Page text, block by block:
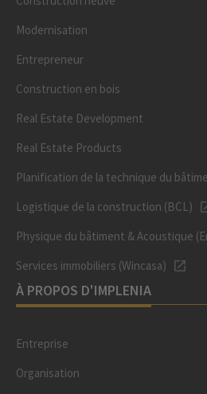
Modernisation
Entrepreneur
Construction en bois
Real Estate Development
Real Estate Products
Planification de la technique du
Logistique de la construction (BCL)
Physique du bâtiment & Acoustique
Services immobiliers (Wincasa)
À PROPOS D'IMPLENIA
Entreprise
Organisation